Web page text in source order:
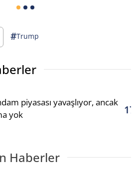
#Trump
piyasası yavaşlıyor, ancak
yok
Haberler